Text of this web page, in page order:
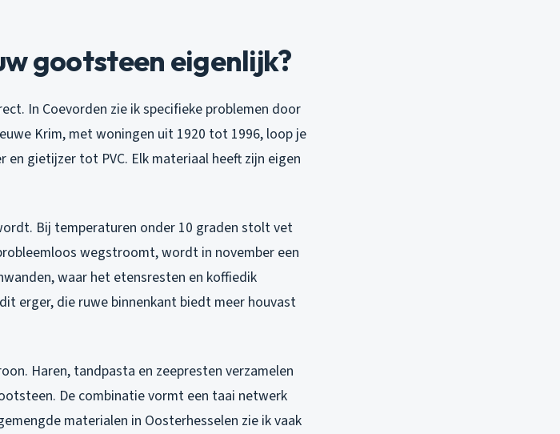
gootsteen eigenlijk?
In Coevorden zie ik specifieke problemen door
Krim, met woningen uit 1920 tot 1996, loop je
gietijzer tot PVC. Elk materiaal heeft zijn eigen
Bij temperaturen onder 10 graden stolt vet
wegstroomt, wordt in november een
waar het etensresten en koffiedik
erger, die ruwe binnenkant biedt meer houvast
Haren, tandpasta en zeepresten verzamelen
De combinatie vormt een taai netwerk
materialen in Oosterhesselen zie ik vaak